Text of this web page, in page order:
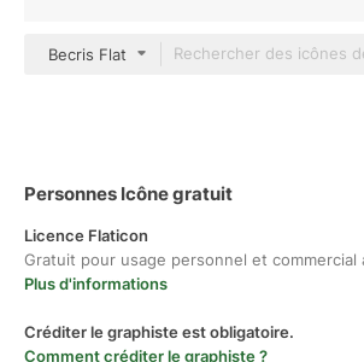
Becris Flat
Personnes Icône gratuit
Licence Flaticon
Gratuit pour usage personnel et commercial
Plus d'informations
Créditer le graphiste est obligatoire.
Comment créditer le graphiste ?